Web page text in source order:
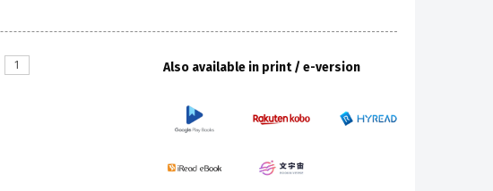
Also available in print / e-version